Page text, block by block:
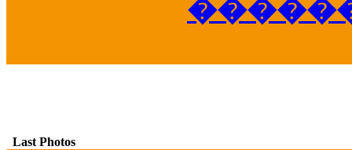
Last Photos